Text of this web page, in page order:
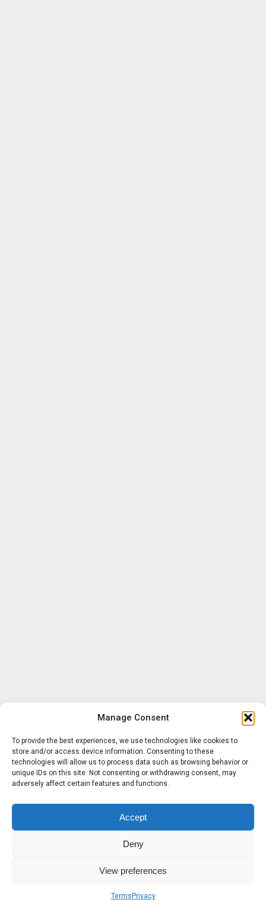
Manage Consent
To provide the best experiences, we use technologies like cookies to
store and/or access device information. Consenting to these
technologies will allow us to process data such as browsing behavior or
unique IDs on this site. Not consenting or withdrawing consent, may
adversely affect certain features and functions.
Accept
Deny
View preferences
Terms Privacy
Sobre nosotros Términos